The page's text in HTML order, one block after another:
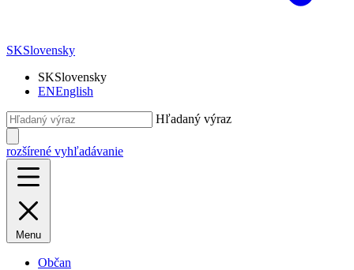
SKSlovensky
SKSlovensky
ENEnglish
Hľadaný výraz
rozšírené vyhľadávanie
Menu
Občan